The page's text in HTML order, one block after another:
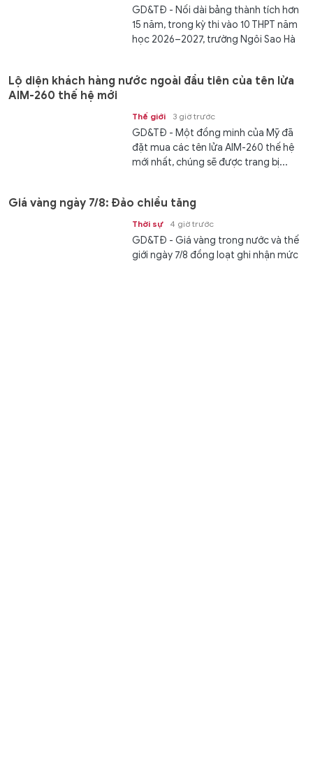
GD&TĐ - Nối dài bảng thành tích hơn
15 năm, trong kỳ thi vào 10 THPT năm
học 2026–2027, trường Ngôi Sao Hà
Lộ diện khách hàng nước ngoài đầu tiên của tên lửa
AIM-260 thế hệ mới
Thế giới 3 giờ trước
GD&TĐ - Một đồng minh của Mỹ đã
đặt mua các tên lửa AIM-260 thế hệ
mới nhất, chúng sẽ được trang bị...
Giá vàng ngày 7/8: Đảo chiều tăng
Thời sự 4 giờ trước
GD&TĐ - Giá vàng trong nước và thế
giới ngày 7/8 đồng loạt ghi nhận mức